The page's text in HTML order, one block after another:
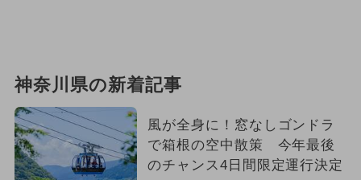
神奈川県の新着記事
風が全身に！窓なしゴンドラ
で箱根の空中散策 今年最後
のチャンス4日間限定運行決定